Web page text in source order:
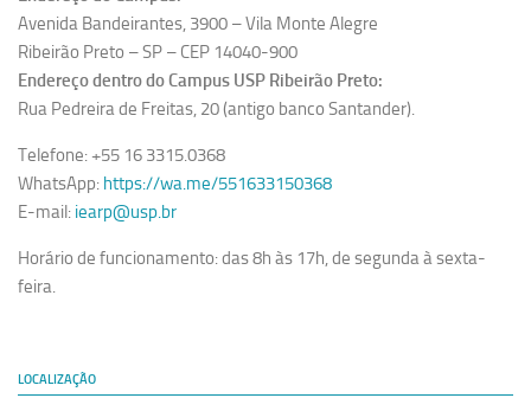
Newsletter
Avenida Bandeirantes, 3900 – Vila Monte Alegre
Ribeirão Preto – SP – CEP 14040-900
Endereço dentro do Campus USP Ribeirão Preto:
Rua Pedreira de Freitas, 20 (antigo banco Santander).
Telefone: +55 16 3315.0368
WhatsApp: https://wa.me/551633150368
E-mail: iearp@usp.br
Horário de funcionamento: das 8h às 17h, de segunda à sexta-
feira.
LOCALIZAÇÃO